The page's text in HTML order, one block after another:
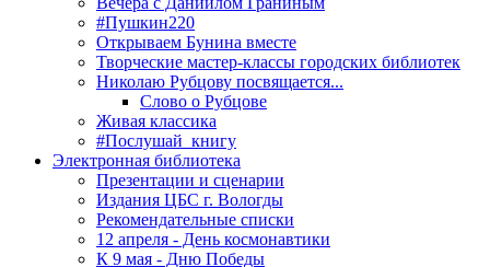
#Пушкин220
Открываем Бунина вместе
Творческие мастер-классы городских библиотек
Николаю Рубцову посвящается...
Слово о Рубцове
Живая классика
#Послушай_книгу
Электронная библиотека
Презентации и сценарии
Издания ЦБС г. Вологды
Рекомендательные списки
12 апреля - День космонавтики
К 9 мая - Дню Победы